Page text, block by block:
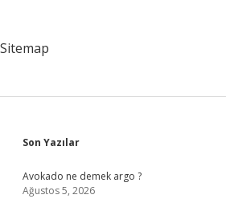
Sitemap
Sidebar
Son Yazılar
Avokado ne demek argo ?
Ağustos 5, 2026